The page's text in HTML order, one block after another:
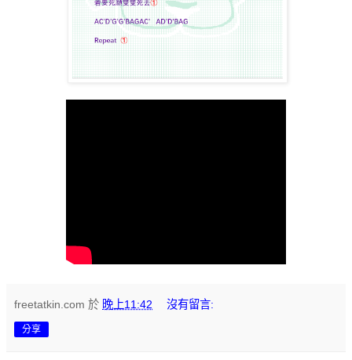
freetatkin.com 於 晚上11:42 沒有留言:
分享